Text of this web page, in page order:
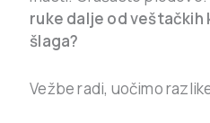
ruke dalje od veštačkih
šlaga?
Vežbe radi, uočimo